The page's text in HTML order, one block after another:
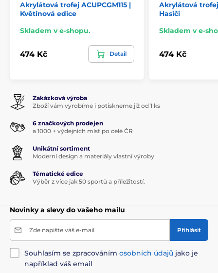
Akrylátová trofej ACUPCGM115 |
Květinová edice
Skladem v e-shopu.
474 Kč Detail
Akrylátová trofej
Hasiči
Skladem v e-
474 Kč
Zakázková výroba
Zboží vám vyrobíme i potiskneme již od 1 ks
6 značkových prodejen
a 1000 + výdejních míst po celé ČR
Unikátní sortiment
Moderní design a materiály vlastní výroby
Tématické edice
Výběr z více jak 50 sportů a příležitostí.
Novinky a slevy do vašeho mailu
Zde napište váš e-mail Přihlásit
Souhlasím se zpracováním osobních údajů jako je
například váš email